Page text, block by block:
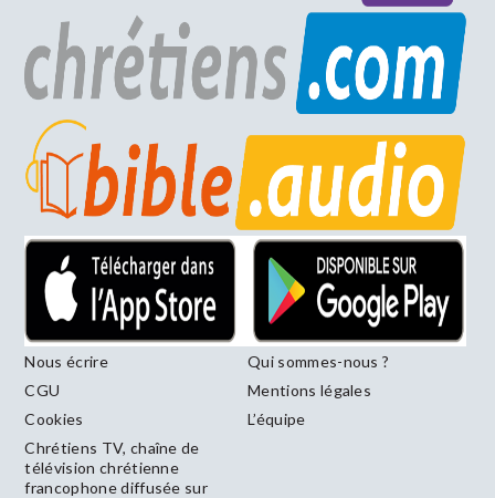
Nous écrire
Qui sommes-nous ?
CGU
Mentions légales
Cookies
L’équipe
Chrétiens TV, chaîne de
télévision chrétienne
francophone diffusée sur